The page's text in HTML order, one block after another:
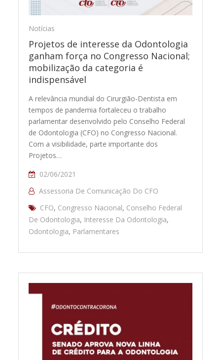
Notícias
Projetos de interesse da Odontologia
ganham força no Congresso Nacional;
mobilização da categoria é
indispensável
A relevância mundial do Cirurgião-Dentista em
tempos de pandemia fortaleceu o trabalho
parlamentar desenvolvido pelo Conselho Federal
de Odontologia (CFO) no Congresso Nacional.
Com a visibilidade, parte importante dos
Projetos…
02/06/2021
Assessoria De Comunicação Do CFO
CFO, Congresso Nacional, Conselho Federal
De Odontologia, Interesse Da Odontologia,
Odontologia, Parlamentares